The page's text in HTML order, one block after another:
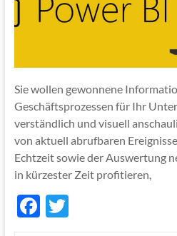
Sie wollen gewonnene
Geschäftsprozessen für Ihr
verständlich und visuell
von aktuell abrufbaren
Echtzeit sowie der Auswertung
in kürzester Zeit profitieren,
F T